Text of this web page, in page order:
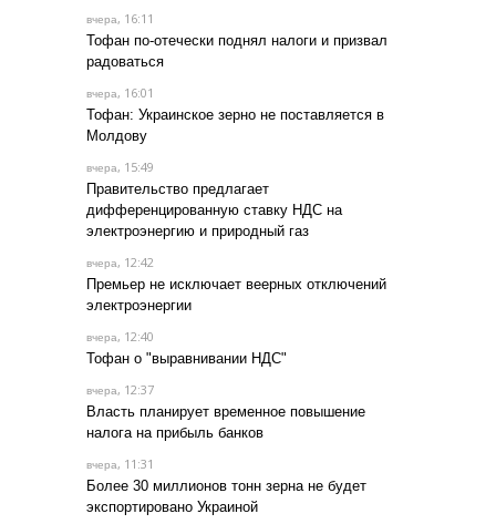
вчера, 16:11
Тофан по-отечески поднял налоги и призвал
радоваться
вчера, 16:01
Тофан: Украинское зерно не поставляется в
Молдову
вчера, 15:49
Правительство предлагает
дифференцированную ставку НДС на
электроэнергию и природный газ
вчера, 12:42
Премьер не исключает веерных отключений
электроэнергии
вчера, 12:40
Тофан о "выравнивании НДС"
вчера, 12:37
Власть планирует временное повышение
налога на прибыль банков
вчера, 11:31
Более 30 миллионов тонн зерна не будет
экспортировано Украиной